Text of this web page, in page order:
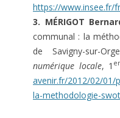
https://www.insee.fr/
3. MÉRIGOT
communal : la
de Savigny-sur-
numérique locale, 1 er
avenir.fr/2012/02/01/
la-methodologie-